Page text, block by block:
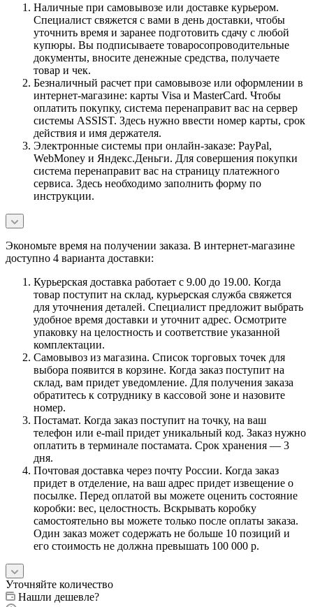
Наличные при самовывозе или доставке курьером.
Специалист свяжется с вами в день доставки, чтобы
уточнить время и заранее подготовить сдачу с любой
купюры. Вы подписываете товаросопроводительные
документы, вносите денежные средства, получаете
товар и чек.
Безналичный расчет при самовывозе или оформлении в
интернет-магазине: карты Visa и MasterCard. Чтобы
оплатить покупку, система перенаправит вас на сервер
системы ASSIST. Здесь нужно ввести номер карты, срок
действия и имя держателя.
Электронные системы при онлайн-заказе: PayPal,
WebMoney и Яндекс.Деньги. Для совершения покупки
система перенаправит вас на страницу платежного
сервиса. Здесь необходимо заполнить форму по
инструкции.
Экономьте время на получении заказа. В интернет-магазине
доступно 4 варианта доставки:
Курьерская доставка работает с 9.00 до 19.00. Когда
товар поступит на склад, курьерская служба свяжется
для уточнения деталей. Специалист предложит выбрать
удобное время доставки и уточнит адрес. Осмотрите
упаковку на целостность и соответствие указанной
комплектации.
Самовывоз из магазина. Список торговых точек для
выбора появится в корзине. Когда заказ поступит на
склад, вам придет уведомление. Для получения заказа
обратитесь к сотруднику в кассовой зоне и назовите
номер.
Постамат. Когда заказ поступит на точку, на ваш
телефон или e-mail придет уникальный код. Заказ нужно
оплатить в терминале постамата. Срок хранения — 3
дня.
Почтовая доставка через почту России. Когда заказ
придет в отделение, на ваш адрес придет извещение о
посылке. Перед оплатой вы можете оценить состояние
коробки: вес, целостность. Вскрывать коробку
самостоятельно вы можете только после оплаты заказа.
Один заказ может содержать не больше 10 позиций и
его стоимость не должна превышать 100 000 р.
Уточняйте количество
Нашли дешевле?